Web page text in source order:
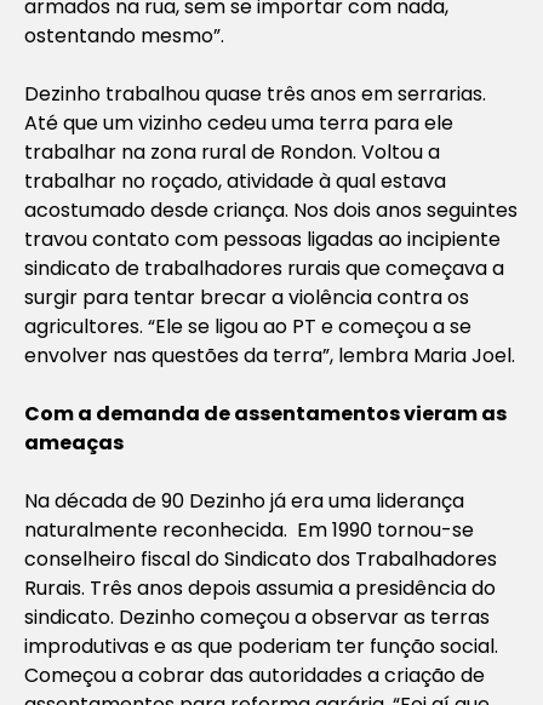
armados na rua, sem se importar com nada,
ostentando mesmo”.
Dezinho trabalhou quase três anos em serrarias.
Até que um vizinho cedeu uma terra para ele
trabalhar na zona rural de Rondon. Voltou a
trabalhar no roçado, atividade à qual estava
acostumado desde criança. Nos dois anos seguintes
travou contato com pessoas ligadas ao incipiente
sindicato de trabalhadores rurais que começava a
surgir para tentar brecar a violência contra os
agricultores. “Ele se ligou ao PT e começou a se
envolver nas questões da terra”, lembra Maria Joel.
Com a demanda de assentamentos vieram as
ameaças
Na década de 90 Dezinho já era uma liderança
naturalmente reconhecida. Em 1990 tornou-se
conselheiro fiscal do Sindicato dos Trabalhadores
Rurais. Três anos depois assumia a presidência do
sindicato. Dezinho começou a observar as terras
improdutivas e as que poderiam ter função social.
Começou a cobrar das autoridades a criação de